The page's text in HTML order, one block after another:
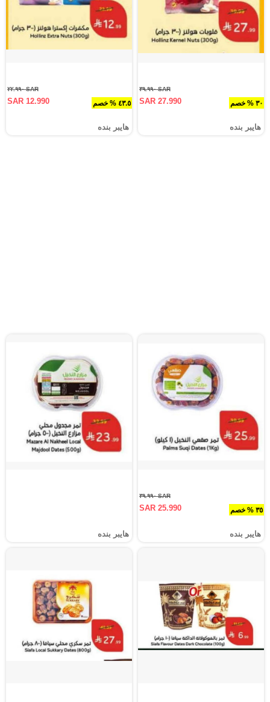
٣٠ % خصم
SAR ٣٩.٩٩٠
SAR 27.990
هايبر بنده
٤٣.٥ % خصم
SAR ٢٢.٩٩٠
SAR 12.990
هايبر بنده
٣٥ % خصم
SAR ٣٩.٩٩٠
SAR 25.990
هايبر بنده هايبر بنده